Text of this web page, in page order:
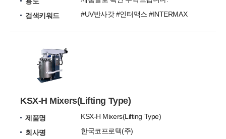
검색키워드
#UV반사갓 #인터맥스 #INTERMAX
KSX-H Mixers(Lifting Type)
제품명
KSX-H Mixers(Lifting Type)
회사명
한국코프로텍(주)